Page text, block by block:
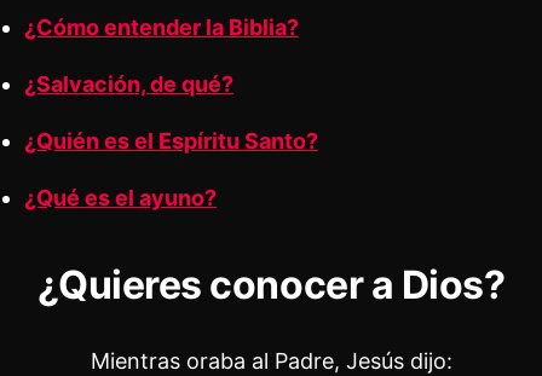
¿Cómo entender la Biblia?
¿Salvación, de qué?
¿Quién es el Espíritu Santo?
¿Qué es el ayuno?
¿Quieres conocer a Dios?
Mientras oraba al Padre, Jesús dijo: